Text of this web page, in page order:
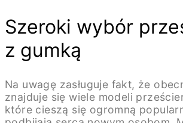
Szeroki wybór
z gumką
Na uwagę zasługuje fakt, że
znajduje się wiele modeli
które cieszą się ogromną